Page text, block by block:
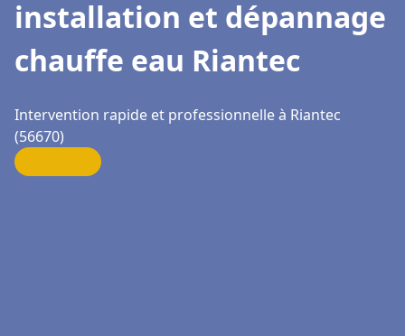
installation et dépannage
chauffe eau Riantec
Intervention rapide et professionnelle à Riantec
(56670)